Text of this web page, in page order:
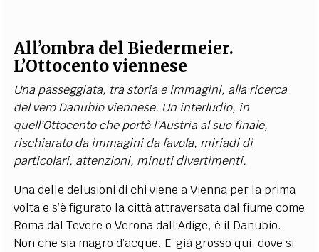
All’ombra del Biedermeier.
L’Ottocento viennese
Una passeggiata, tra storia e immagini, alla ricerca
del vero Danubio viennese. Un interludio, in
quell’Ottocento che portò l’Austria al suo finale,
rischiarato da immagini da favola, miriadi di
particolari, attenzioni, minuti divertimenti.
Una delle delusioni di chi viene a Vienna per la prima
volta e s’è figurato la città attraversata dal fiume come
Roma dal Tevere o Verona dall’Adige, è il Danubio.
Non che sia magro d’acque. E’ già grosso qui, dove si